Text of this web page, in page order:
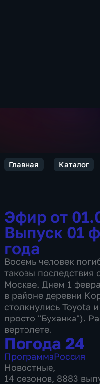
Главная Каталог
Эфир от
Выпуск 01
года
Восемь человек
таковы
Москве. Днем 1
в районе деревни
столкнулись Toyota
просто "Буханка").
вертолете.
Погода 24
ПрограммаРоссия
Новостные,
14 сезонов, 8883